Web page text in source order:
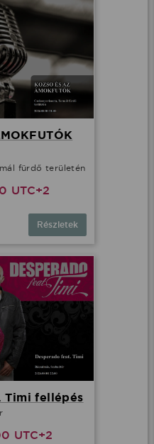
fürdő területén
UTC+2
Részletek
Timi fellépés
UTC+2